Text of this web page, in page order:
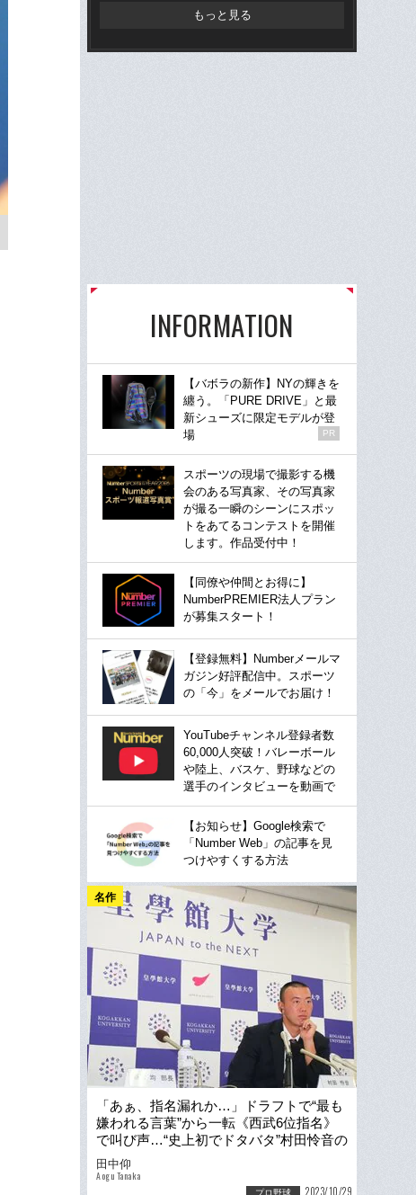
もっと見る
INFORMATION
【バボラの新作】NYの輝きを
纏う。「PURE DRIVE」と最
新シューズに限定モデルが登
場
PR
スポーツの現場で撮影する機
会のある写真家、その写真家
が撮る一瞬のシーンにスポッ
トをあてるコンテストを開催
します。作品受付中！
【同僚や仲間とお得に】
NumberPREMIER法人プラン
が募集スタート！
【登録無料】Numberメールマ
ガジン好評配信中。スポーツ
の「今」をメールでお届け！
YouTubeチャンネル登録者数
60,000人突破！バレーボール
や陸上、バスケ、野球などの
選手のインタビューを動画で
【お知らせ】Google検索で
「Number Web」の記事を見
つけやすくする方法
名作
「あぁ、指名漏れか…」ドラフトで“最も
嫌われる言葉”から一転《西武6位指名》
で叫び声…“史上初でドタバタ”村田怜音の
指名ウラ側「ガリバーやん！」
田中仰
Aogu Tanaka
プロ野球 2023/10/29